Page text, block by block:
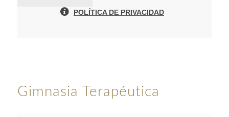
POLÍTICA DE PRIVACIDAD
Gimnasia Terapéutica